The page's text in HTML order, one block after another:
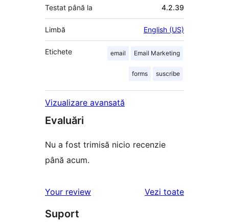
Testat până la 4.2.39
Limbă English (US)
Etichete email Email Marketing
forms suscribe
Vizualizare avansată
Evaluări
Nu a fost trimisă nicio recenzie
până acum.
Your review Vezi toaterecenziile
Suport